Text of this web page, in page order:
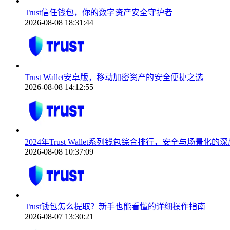
Trust信任钱包，你的数字资产安全守护者
2026-08-08 18:31:44
Trust Wallet安卓版，移动加密资产的安全便捷之选
2026-08-08 14:12:55
2024年Trust Wallet系列钱包综合排行，安全与场景化的
2026-08-08 10:37:09
Trust钱包怎么提取？新手也能看懂的详细操作指南
2026-08-07 13:30:21